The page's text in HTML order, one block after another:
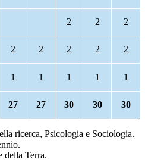
2 2 2
2 2 2 2 2
1 1 1 1 1
27 27 30 30 30
ricerca, Psicologia e Sociologia.
Terra.